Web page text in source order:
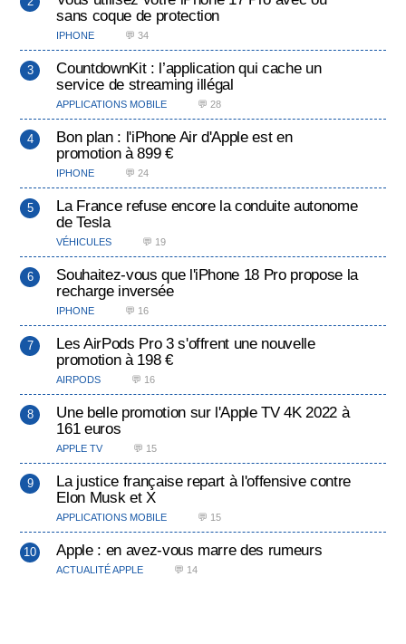
sans coque de protection
IPHONE 💬 34
CountdownKit : l’application qui cache un
service de streaming illégal
APPLICATIONS MOBILE 💬 28
Bon plan : l'iPhone Air d'Apple est en
promotion à 899 €
IPHONE 💬 24
La France refuse encore la conduite autonome
de Tesla
VÉHICULES 💬 19
Souhaitez-vous que l'iPhone 18 Pro propose la
recharge inversée
IPHONE 💬 16
Les AirPods Pro 3 s'offrent une nouvelle
promotion à 198 €
AIRPODS 💬 16
Une belle promotion sur l'Apple TV 4K 2022 à
161 euros
APPLE TV 💬 15
La justice française repart à l'offensive contre
Elon Musk et X
APPLICATIONS MOBILE 💬 15
Apple : en avez-vous marre des rumeurs
ACTUALITÉ APPLE 💬 14